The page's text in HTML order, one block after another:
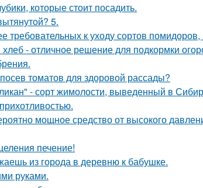
которые стоит посадить.
5.
требовательных к уходу сортов
- отличное решение для подкормки
томатов для здоровой рассады?
- сорт жимолости, выведенный в
мощное средство от высокого
печение!
из города в деревню к бабушке.
руками.